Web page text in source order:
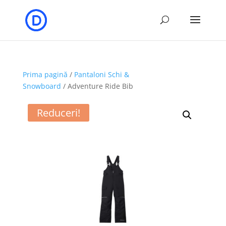
Prima pagină / Pantaloni Schi &
Snowboard / Adventure Ride Bib
Reduceri!